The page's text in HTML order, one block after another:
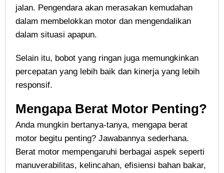
jalan. Pengendara akan merasakan kemudahan
dalam membelokkan motor dan mengendalikan
dalam situasi apapun.
Selain itu, bobot yang ringan juga memungkinkan
percepatan yang lebih baik dan kinerja yang lebih
responsif.
Mengapa Berat Motor Penting?
Anda mungkin bertanya-tanya, mengapa berat
motor begitu penting? Jawabannya sederhana.
Berat motor mempengaruhi berbagai aspek seperti
manuverabilitas, kelincahan, efisiensi bahan bakar,